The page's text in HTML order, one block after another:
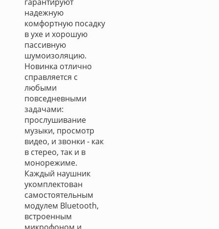
надежную
комфортную посадку
в ухе и хорошую
пассивную
шумоизоляцию.
Новинка отлично
справляется с
любыми
повседневными
задачами:
прослушивание
музыки, просмотр
видео, и звонки - как
в стерео, так и в
монорежиме.
Каждый наушник
укомплектован
самостоятельным
модулем Bluetooth,
встроенным